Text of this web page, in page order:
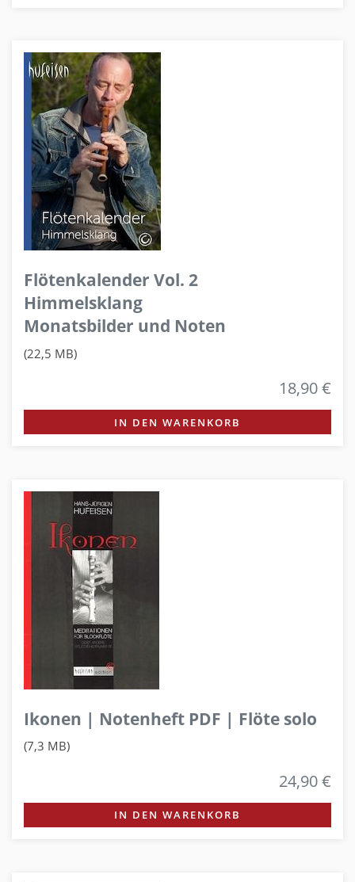
Flötenkalender Vol. 2
Himmelsklang
Monatsbilder und Noten
(22,5 MB)
18,90 €
IN DEN WARENKORB
Ikonen | Notenheft PDF | Flöte solo
(7,3 MB)
24,90 €
IN DEN WARENKORB